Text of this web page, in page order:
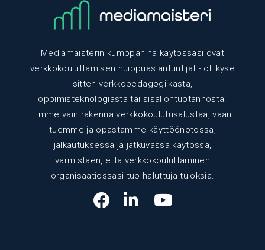
Mediamaisterin kumppanina käytössäsi ovat
verkkokouluttamisen huippuasiantuntijat - oli kyse
sitten verkkopedagogiikasta,
oppimisteknologiasta tai sisällöntuotannosta.
Emme vain rakenna verkkokoulutusalustaa, vaan
tuemme ja opastamme käyttöönotossa,
jalkautuksessa ja jatkuvassa käytössä,
varmistaen, että verkkokouluttaminen
organisaatiossasi tuo haluttuja tuloksia.